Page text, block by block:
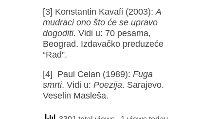
[3] Konstantin Kavafi (2003):A
mudraci ono što će se upravo
dogoditi. Vidi u: 70 pesama,
Beograd. Izdavačko preduzeće
“Rad”.
[4] Paul Celan (1989): Fuga
smrti. Vidi u: Poezija. Sarajevo.
Veselin Masleša.